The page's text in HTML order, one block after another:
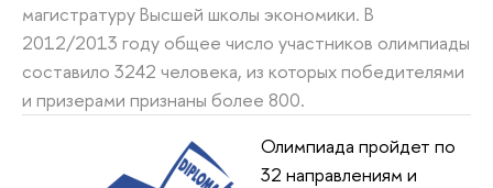
магистратуру Высшей школы экономики. В
2012/2013 году общее число участников олимпиады
составило 3242 человека, из которых победителями
и призерами признаны более 800.
Олимпиада пройдет по
32 направлениям и